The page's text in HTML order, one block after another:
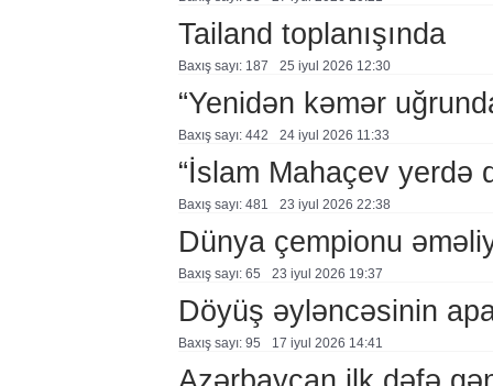
Tailand toplanışında
Baxış sayı: 187 25 i̇yul 2026 12:30
“Yenidən kəmər
Baxış sayı: 442 24 i̇yul 2026 11:33
“İslam Mahaçev yerdə
Baxış sayı: 481 23 i̇yul 2026 22:38
Dünya çempionu
Baxış sayı: 65 23 i̇yul 2026 19:37
Döyüş əyləncəsinin
Baxış sayı: 95 17 i̇yul 2026 14:41